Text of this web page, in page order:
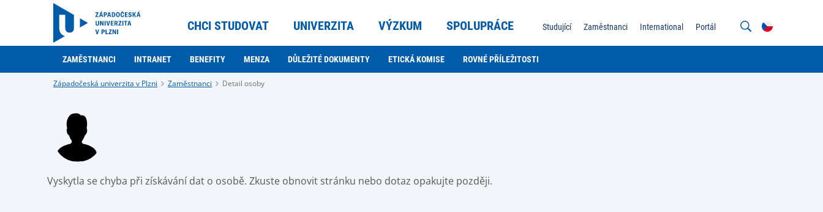
CHCI STUDOVAT UNIVERZITA VÝZKUM SPOLUPRÁCE Studující Zaměstnanci International Portál
ZAMĚSTNANCI INTRANET BENEFITY MENZA DŮLEŽITÉ DOKUMENTY ETICKÁ KOMISE ROVNÉ PŘÍLEŽITOSTI
Západočeská univerzita v Plzni Zaměstnanci Detail osoby
Vyskytla se chyba při získávání dat o osobě. Zkuste obnovit stránku nebo dotaz opakujte později.